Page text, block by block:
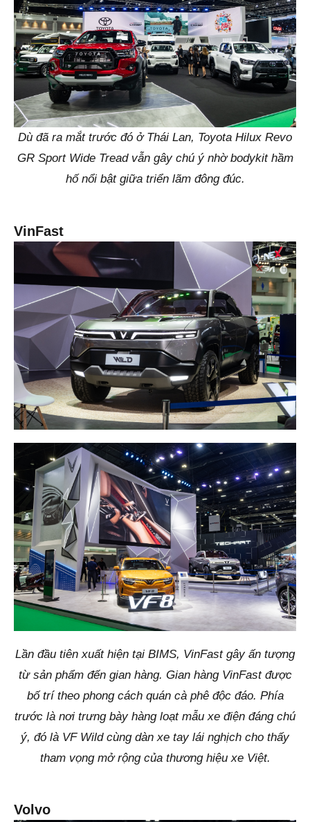
Dù đã ra mắt trước đó ở Thái Lan, Toyota Hilux Revo
GR Sport Wide Tread vẫn gây chú ý nhờ bodykit hầm
hố nổi bật giữa triển lãm đông đúc.
VinFast
Lần đầu tiên xuất hiện tại BIMS, VinFast gây ấn tượng
từ sản phẩm đến gian hàng. Gian hàng VinFast được
bố trí theo phong cách quán cà phê độc đáo. Phía
trước là nơi trưng bày hàng loạt mẫu xe điện đáng chú
ý, đó là VF Wild cùng dàn xe tay lái nghịch cho thấy
tham vọng mở rộng của thương hiệu xe Việt.
Volvo